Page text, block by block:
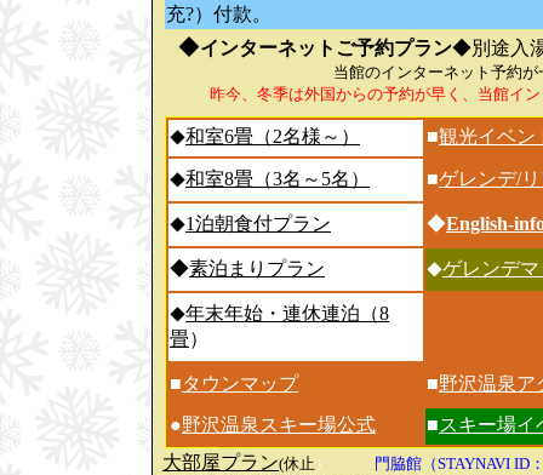
充?）付款。
◆インターネットご予約プラン◆別途入
当館のインターネット予約が
昨今、冬季は外国からの予約が早く、当館イ
◆和室6畳（2名様～） ■観光イベン
◆和室8畳（3名～5名） ■ゲレンデ/
◆1泊朝食付プラン ◆English-
◆素泊まりプラン ◆ゲレンデ
◆年末年始・連休連泊（8
畳）
■タウンマップ ■野沢温泉ア
●野沢温泉スキー場公式 ■スキー場イ
大部屋プラン(休止 ）
門脇館（STAYNAVI ID：